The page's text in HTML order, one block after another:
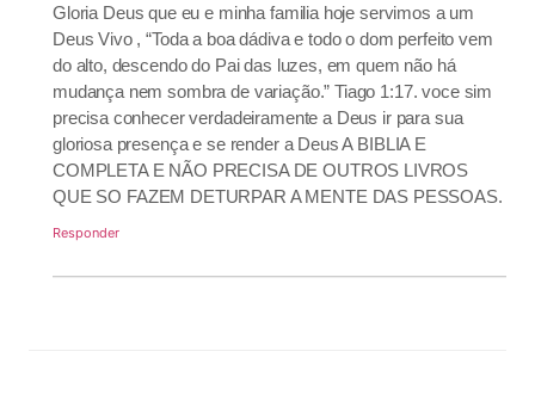
Gloria Deus que eu e minha familia hoje servimos a um
Deus Vivo , “Toda a boa dádiva e todo o dom perfeito vem
do alto, descendo do Pai das luzes, em quem não há
mudança nem sombra de variação.” Tiago 1:17. voce sim
precisa conhecer verdadeiramente a Deus ir para sua
gloriosa presença e se render a Deus A BIBLIA E
COMPLETA E NÃO PRECISA DE OUTROS LIVROS
QUE SO FAZEM DETURPAR A MENTE DAS PESSOAS.
Responder